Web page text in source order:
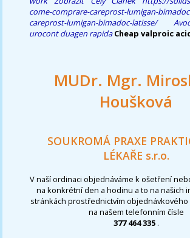
come-comprare-careprost-lumigan-
careprost-lumigan-bimadoc-latisse/
urocont duagen rapida Cheap valproic
MUDr. Mgr.
Houšková
SOUKROMÁ PRAXE
LÉKAŘE s.r.o.
V naší ordinaci objednáváme k ošetření
na konkrétní den a hodinu a to na našich
stránkách prostřednictvím
na našem telefonním čísle
377 464 335 .